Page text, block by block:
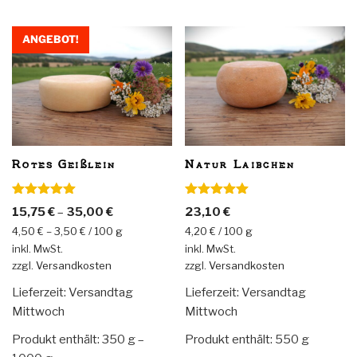
Die
Optionen
können
auf
der
Die
Optionen
können
auf
der
ANGEBOT!
Rotes Geißlein
Bewertet
mit5.00
von 5
15,75€– 35,00 €
4,50€ –3,50€ /100 g
inkl. MwSt.
zzgl. Versandkosten
Lieferzeit: Versandtag
Mittwoch
Produkt enthält: 350 g–
Natur Laibchen
Bewertet
mit5.00
von 5
23,10€
4,20€ /100 g
inkl. MwSt.
zzgl.Versandkosten
Lieferzeit:Versandtag
Mittwoch
Produkt enthält: 550 g